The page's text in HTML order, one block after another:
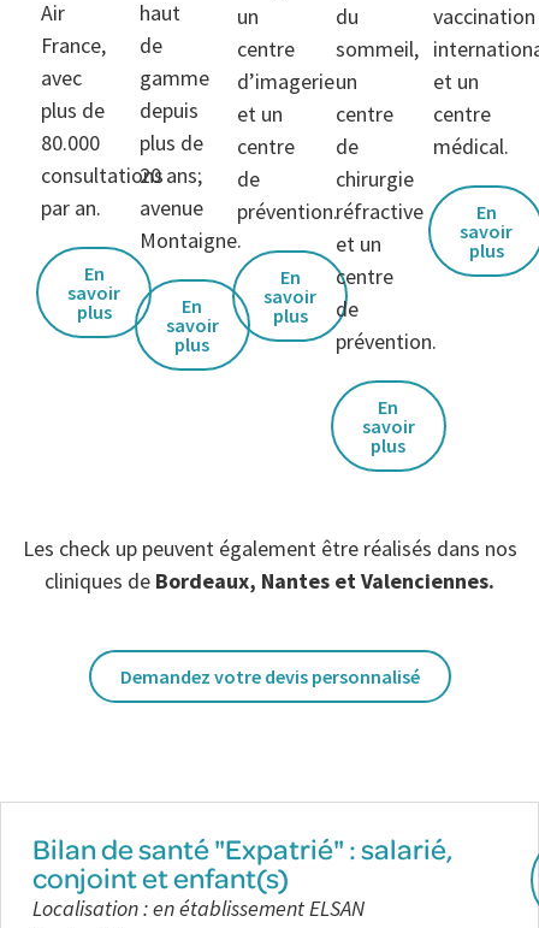
Air
France,
avec
plus de
80.000
consultations
par an.
En
savoir
plus
haut
de
gamme
depuis
plus de
20 ans;
avenue
Montaigne.
En
savoir
plus
un
centre
d’imagerie
et un
centre
de
prévention.
En
savoir
plus
du
sommeil,
un
centre
de
chirurgie
réfractive
et un
centre
de
prévention.
En
savoir
plus
vaccination
et un
centre
médical.
En
savoir
plus
Les check up peuvent également être réalisés dans nos
cliniques de Bordeaux, Nantes et Valenciennes.
Demandez votre devis personnalisé
Bilan de santé "Expatrié" : salarié,
conjoint et enfant(s)
Localisation : en établissement ELSAN